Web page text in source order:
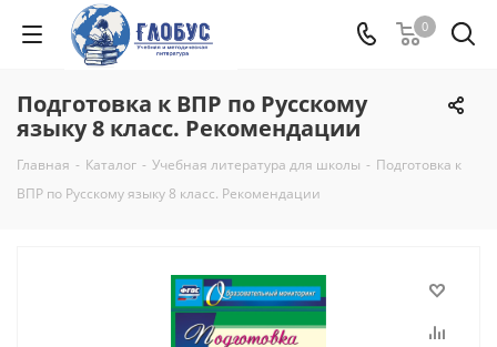
0
Подготовка к ВПР по Русскому
языку 8 класс. Рекомендации
Главная - Каталог - Учебная литература для школы - Подготовка к
ВПР по Русскому языку 8 класс. Рекомендации